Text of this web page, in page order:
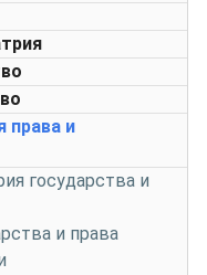
права и
государства и
и права